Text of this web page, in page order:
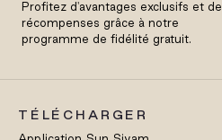
Profitez d'avantages exclusifs et de
récompenses grâce à notre
programme de fidélité gratuit.
TÉLÉCHARGER